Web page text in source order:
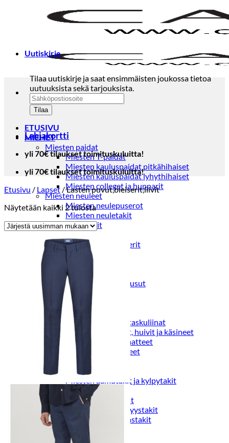
ETUSIVU
MIEHET
Miesten paidat
Miesten T-paidat
Miesten kauluspaidat pitkähihaiset
Miesten kauluspaidat lyhythihaiset
Miesten colleget ja hupparit
Miesten neuleet
Miesten neulepuserot
Miesten neuletakit
Puvut ja blazerit
Puvut
Puvuntakit ja blazerit
Miesten housut
Miesten housut
Miesten farkut
Miesten collegehousut
Miesten shortsit
Miesten asusteet
Vyöt ja olkaimet
Solmiot, rusetit ja taskuliinat
Miesten päähineet, huivit ja käsineet
Miesten yöasut ja alusvaatteet
Miesten alusvaatteet
Miesten sukat
Miesten yöasut
Miesten aamutakit ja kylpytakit
Miesten takit
Miesten nahkatakit
Miesten kevät-ja syystakit
Miesten villakangastakit
Miesten talvitakit
Uutiskirje
Tilaa uutiskirje ja saat ensimmäisten joukossa tietoa
uutuuksista sekä tarjouksista.
Lahjakortti
yli 70€ tilaukset toimituskuluitta!
yli 70€ tilaukset toimituskuluitta!
Etusivu / Lapset /Lasten puvut,bleiserit,liivit
Näytetään kaikki 2 tulostaSorted
by
latest